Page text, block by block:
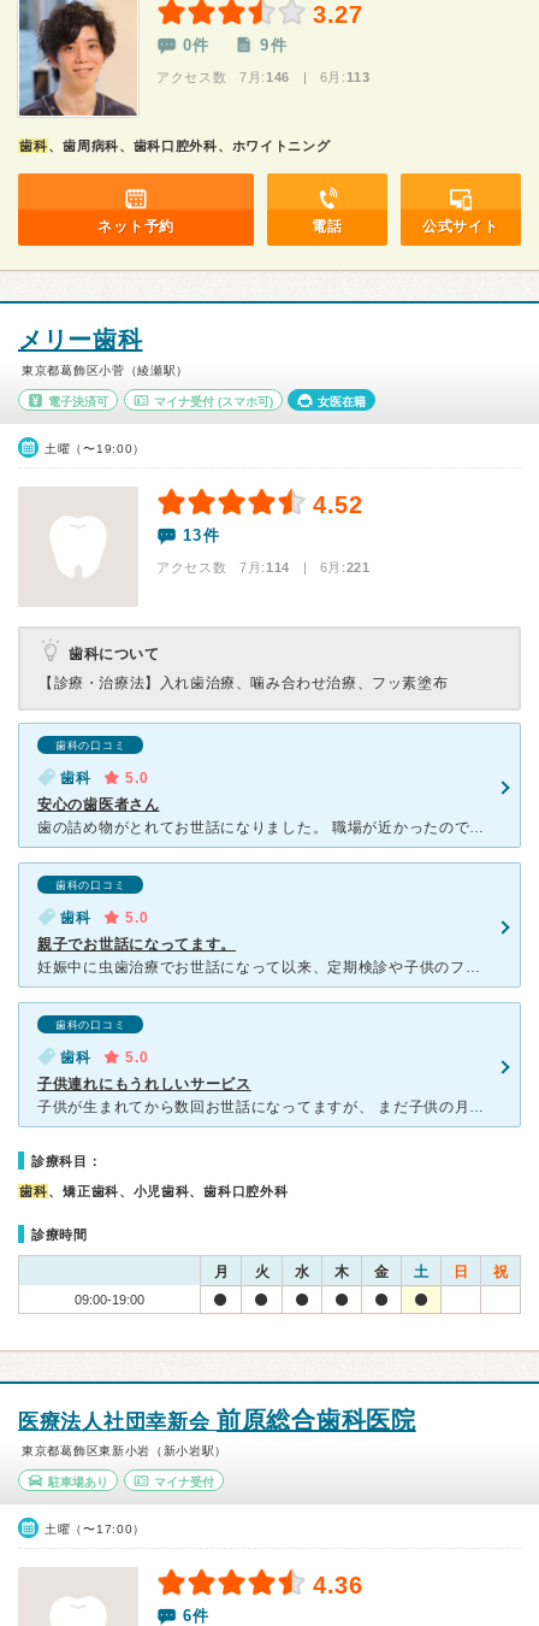
3.27
0件 9件
アクセス数 7月: 146 | 6月: 113
歯科、歯周病科、歯科口腔外科、ホワイトニング
ネット予約 電話 公式サイト
メリー歯科
東京都葛飾区小菅（綾瀬駅）
電子決済可 マイナ受付(スマホ可) 女医在籍
土曜（〜19:00）
4.52
13件
アクセス数 7月:114 | 6月:221
歯科について
【診療・治療法】
入れ歯治療、噛み合わせ治療、フッ素塗布
歯科の口コミ
歯科
5.0
安心の歯医者さん
歯の詰め物がとれてお世話になりました。 職場が近かったので、仕事の後にすぐ電話をして治療してもらいました。当日だったので少し待ちましたが、明るく綺麗な院内と先生の感じの良さ、てきぱきとやってくださっ
歯科の口コミ
歯科
5.0
親子でお世話になってます。
妊娠中に虫歯治療でお世話になって以来、定期検診や子供のフッ素塗布、授乳中の治療やその間に子供をみてもらったり…いつもお世話になってます。 初回からインターネットで予約でき、行くと待ち時間もほとん
歯科の口コミ
歯科
5.0
子供連れにもうれしいサービス
子供が生まれてから数回お世話になってますが、 まだ子供の月齢が小さい時はハイローチェアで診察台の横に子供を置いておけるし、 少し大きくなってからは待合室で職員の方が子供を見ていてくれて大変助かりま
診療科目：
歯科、矯正歯科、小児歯科、歯科口腔外科
診療時間
月 火 水 木 金 土 日 祝
09:00-19:00
医療法人社団幸新会 前原総合歯科医院
東京都葛飾区東新小岩（新小岩駅）
駐車場あり マイナ受付
土曜（〜17:00）
4.36
6件